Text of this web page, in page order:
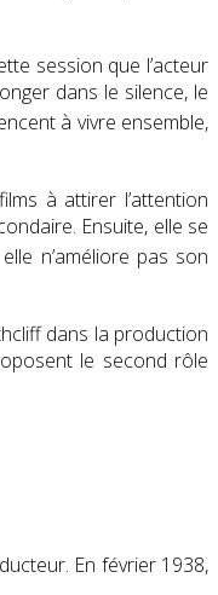
session que l’acteur
dans le silence, le
à vivre ensemble,
à attirer l’attention
Ensuite, elle se
n’améliore pas son
dans la production
le second rôle
En février 1938,